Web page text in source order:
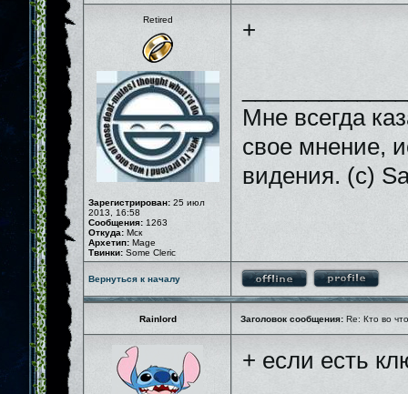
Retired
Зарегистрирован: 25 июл
2013, 16:58
Сообщения: 1263
Откуда: Мск
Архетип: Mage
Твинки: Some Cleric
+
Мне всегда
свое мнение,
видения. (с)
Вернуться к началу
Rainlord Заголовок сообщения: Re: Кто во
+ если есть